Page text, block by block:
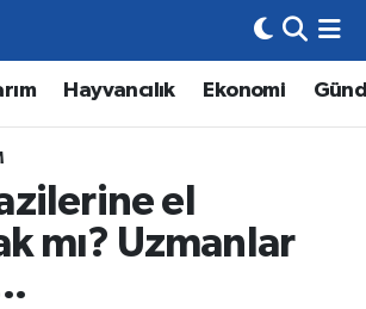
Hayvancılık Ekonomi
el
mı? Uzmanlar
Durumu ve Fikstür